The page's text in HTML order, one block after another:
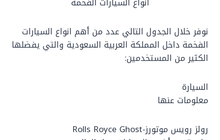
نوفر خلال الجدول التالي عدد من أهم انواع السيارات
الفخمة داخل المملكة العربية السعودية والتي يفضلها
الكثير من المستخدمين:
السيارة
معلومات عنها
رولز رويس موتورز-Rolls Royce Ghost